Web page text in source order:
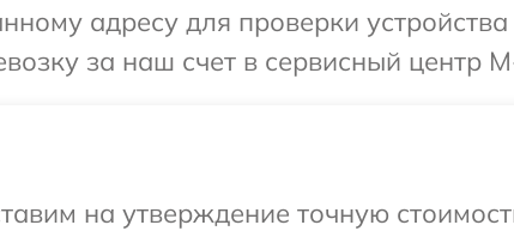
адресу для проверки
за наш счет в сервисный центр
на утверждение точную